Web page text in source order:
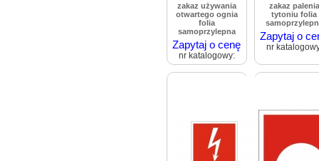
zakaz używania
otwartego ognia
folia
samoprzylepna
Zapytaj o cenę
nr katalogowy:
zakaz palenia
tytoniu folia
Zapytaj o
nr